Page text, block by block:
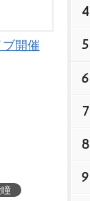
開催
4
5
6
7
8
9